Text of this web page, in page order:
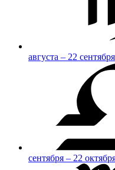
августа – 22 сентября
сентября – 22